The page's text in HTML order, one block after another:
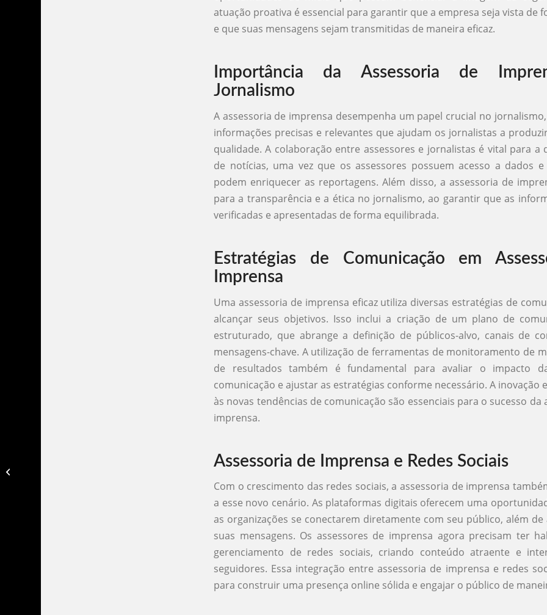
atuação proativa é essencial para garantir que a empresa seja vista de
e que suas mensagens sejam transmitidas de maneira eficaz.
Importância da Assessoria de
Jornalismo
A assessoria de imprensa desempenha um papel crucial no
informações precisas e relevantes que ajudam os jornalistas a
qualidade. A colaboração entre assessores e jornalistas é vital para a
de notícias, uma vez que os assessores possuem acesso a dados
podem enriquecer as reportagens. Além disso, a assessoria de
para a transparência e a ética no jornalismo, ao garantir que as
verificadas e apresentadas de forma equilibrada.
Estratégias de Comunicação em
Imprensa
Uma assessoria de imprensa eficaz utiliza diversas estratégias de
alcançar seus objetivos. Isso inclui a criação de um plano de
estruturado, que abrange a definição de públicos-alvo, canais de
mensagens-chave. A utilização de ferramentas de monitoramento de
de resultados também é fundamental para avaliar o impacto
comunicação e ajustar as estratégias conforme necessário. A inovação
às novas tendências de comunicação são essenciais para o sucesso da
imprensa.
Assessoria de Imprensa e Redes Sociais
Com o crescimento das redes sociais, a assessoria de imprensa
a esse novo cenário. As plataformas digitais oferecem uma
as organizações se conectarem diretamente com seu público, além
suas mensagens. Os assessores de imprensa agora precisam ter
gerenciamento de redes sociais, criando conteúdo atraente e
seguidores. Essa integração entre assessoria de imprensa e redes
para construir uma presença online sólida e engajar o público de